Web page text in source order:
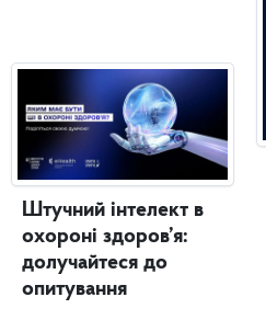
Штучний інтелект в
охороні здоров’я:
долучайтеся до
опитування